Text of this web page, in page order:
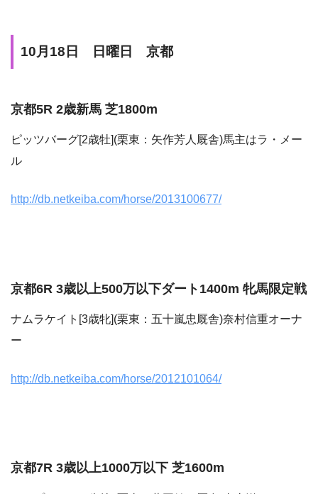
10月18日 日曜日 京都
京都5R 2歳新馬 芝1800m
ピッツバーグ[2歳牡](栗東：矢作芳人厩舎)馬主はラ・メー
ル
http://db.netkeiba.com/horse/2013100677/
京都6R 3歳以上500万以下ダート1400m 牝馬限定戦
ナムラケイト[3歳牝](栗東：五十嵐忠厩舎)奈村信重オーナ
ー
http://db.netkeiba.com/horse/2012101064/
京都7R 3歳以上1000万以下 芝1600m